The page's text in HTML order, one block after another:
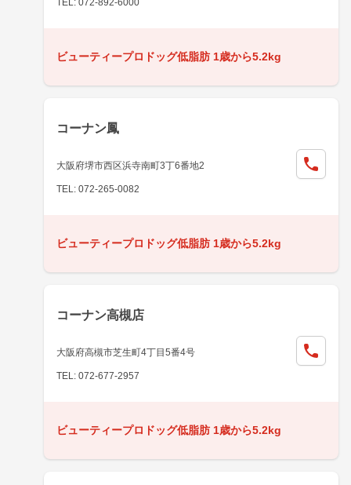
ビューティープロドッグ低脂肪 1歳から5.2kg
コーナン鳳
大阪府堺市西区浜寺南町3丁6番地2
TEL: 072-265-0082
ビューティープロドッグ低脂肪 1歳から5.2kg
コーナン高槻店
大阪府高槻市芝生町4丁目5番4号
TEL: 072-677-2957
ビューティープロドッグ低脂肪 1歳から5.2kg